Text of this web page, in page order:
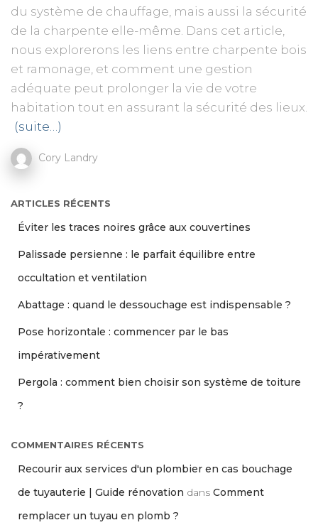
du système de chauffage, mais aussi la sécurité
de la charpente elle-même. Dans cet article,
nous explorerons les liens entre charpente bois
et ramonage, et comment une gestion
adéquate peut prolonger la vie de votre
habitation tout en assurant la sécurité des lieux.
(suite…)
Cory Landry
ARTICLES RÉCENTS
Éviter les traces noires grâce aux couvertines
Palissade persienne : le parfait équilibre entre
occultation et ventilation
Abattage : quand le dessouchage est indispensable ?
Pose horizontale : commencer par le bas
impérativement
Pergola : comment bien choisir son système de toiture
?
COMMENTAIRES RÉCENTS
Recourir aux services d'un plombier en cas bouchage
de tuyauterie | Guide rénovation dans Comment
remplacer un tuyau en plomb ?